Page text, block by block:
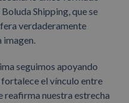
Shipping, que se
verdaderamente
imagen.
seguimos apoyando
el vínculo entre
reafirma nuestra estrecha